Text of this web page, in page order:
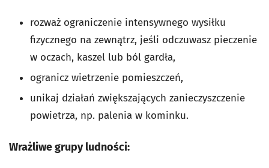
rozważ ograniczenie intensywnego wysiłku
fizycznego na zewnątrz, jeśli odczuwasz pieczenie
w oczach, kaszel lub ból gardła,
ogranicz wietrzenie pomieszczeń,
unikaj działań zwiększających zanieczyszczenie
powietrza, np. palenia w kominku.
Wrażliwe grupy ludności: